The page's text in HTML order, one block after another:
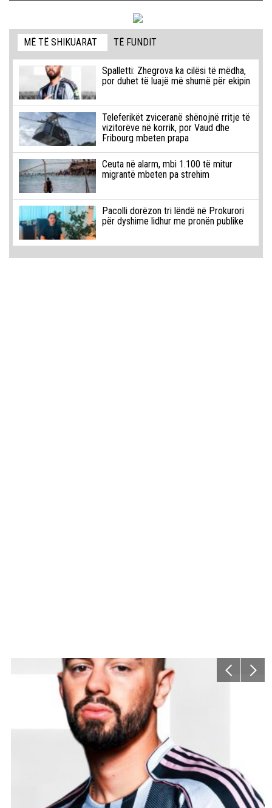
MË TË SHIKUARAT TË FUNDIT
Spalletti: Zhegrova ka cilësi të mëdha,
por duhet të luajë më shumë për ekipin
Teleferikët zviceranë shënojnë rritje të
vizitorëve në korrik, por Vaud dhe
Fribourg mbeten prapa
Ceuta në alarm, mbi 1.100 të mitur
migrantë mbeten pa strehim
Pacolli dorëzon tri lëndë në Prokurori
për dyshime lidhur me pronën publike